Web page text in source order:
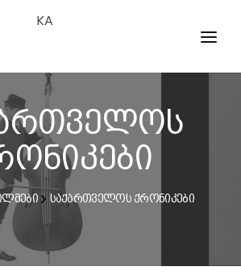
KA
საქართველოს ქრონიკები